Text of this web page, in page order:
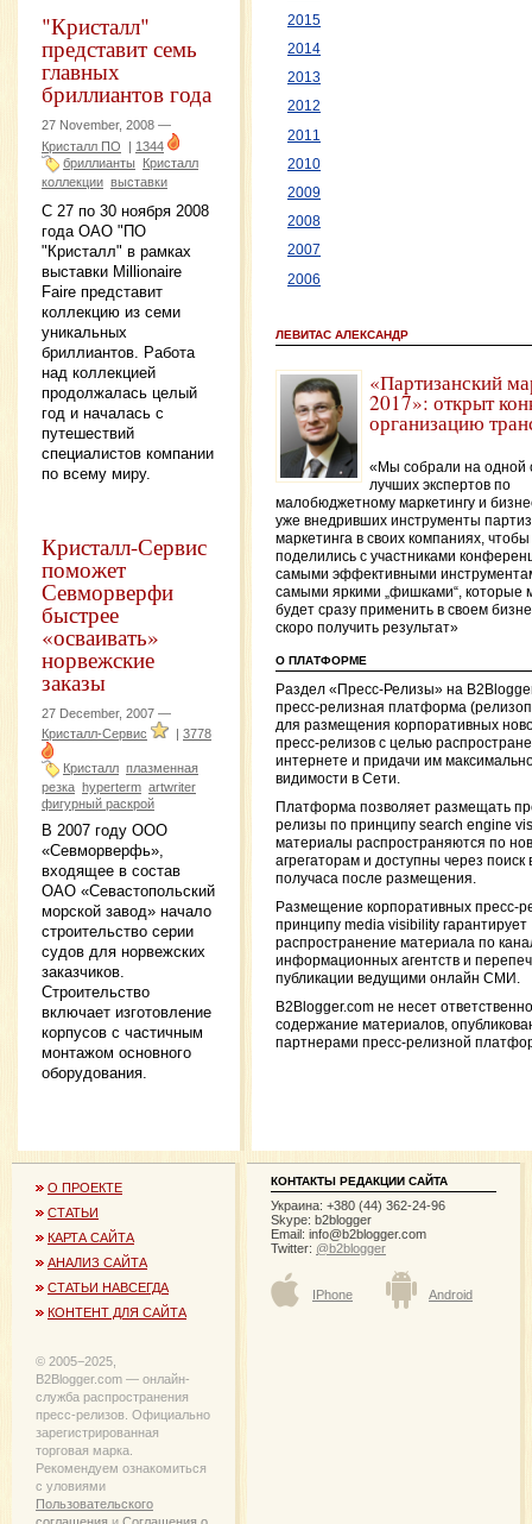
"Кристалл"
представит семь
главных
бриллиантов года
27 November, 2008 —
Кристалл ПО | 1344
бриллианты
Кристалл
коллекции выставки
C 27 по 30 ноября 2008
года ОАО "ПО
"Кристалл" в рамках
выставки Millionaire
Faire представит
коллекцию из семи
уникальных
бриллиантов. Работа
над коллекцией
продолжалась целый
год и началась с
путешествий
специалистов компании
по всему миру.
Кристалл-Сервис
поможет
Севморверфи
быстрее
«осваивать»
норвежские
заказы
27 December, 2007 —
Кристалл-Сервис
| 3778
Кристалл плазменная
резка hyperterm artwriter
фигурный раскрой
В 2007 году ООО
«Севморверфь»,
входящее в состав
ОАО «Севастопольский
морской завод» начало
строительство серии
судов для норвежских
заказчиков.
Строительство
включает изготовление
корпусов с частичным
монтажом основного
оборудования.
2015
2014
2013
2012
2011
2010
2009
2008
2007
2006
ЛЕВИТАС АЛЕКСАНДР
«Партизанский
2017»: открыт
организацию
«Мы собрали на одной
лучших экспертов по
малобюджетному маркетингу и
уже внедривших инструменты
маркетинга в своих компаниях,
поделились с участниками
самыми эффективными
самыми яркими „фишками“, которые
будет сразу применить в своем
скоро получить результат»
О ПЛАТФОРМЕ
Раздел «Пресс-Релизы» на
пресс-релизная платформа
для размещения корпоративных
пресс-релизов с целью
интернете и придачи им
видимости в Сети.
Платформа позволяет размещать
релизы по принципу search engine
материалы распространяются по
агрегаторам и доступны через поиск
получаса после размещения.
Размещение корпоративных пресс-
принципу media visibility гарантирует
распространение материала по
информационных агентств и
публикации ведущими онлайн СМИ.
B2Blogger.com не несет
содержание материалов,
партнерами пресс-релизной
О ПРОЕКТЕ
СТАТЬИ
КАРТА САЙТА
АНАЛИЗ САЙТА
СТАТЬИ НАВСЕГДА
КОНТЕНТ ДЛЯ САЙТА
© 2005−2025,
B2Blogger.com — онлайн-
служба распространения
пресс-релизов. Официально
зарегистрированная
торговая марка.
Рекомендуем ознакомиться
с уловиями
Пользовательского
КОНТАКТЫ РЕДАКЦИИ САЙТА
Украина: +380 (44) 362-24-96
Skype: b2blogger
Email: info@b2blogger.com
Twitter: @b2blogger
IPhone Android